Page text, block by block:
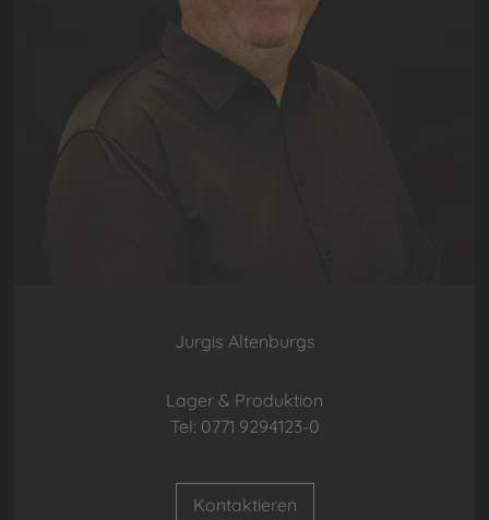
Jurgis Altenburgs
Lager & Produktion
Tel: 0771 9294123-0
Kontaktieren